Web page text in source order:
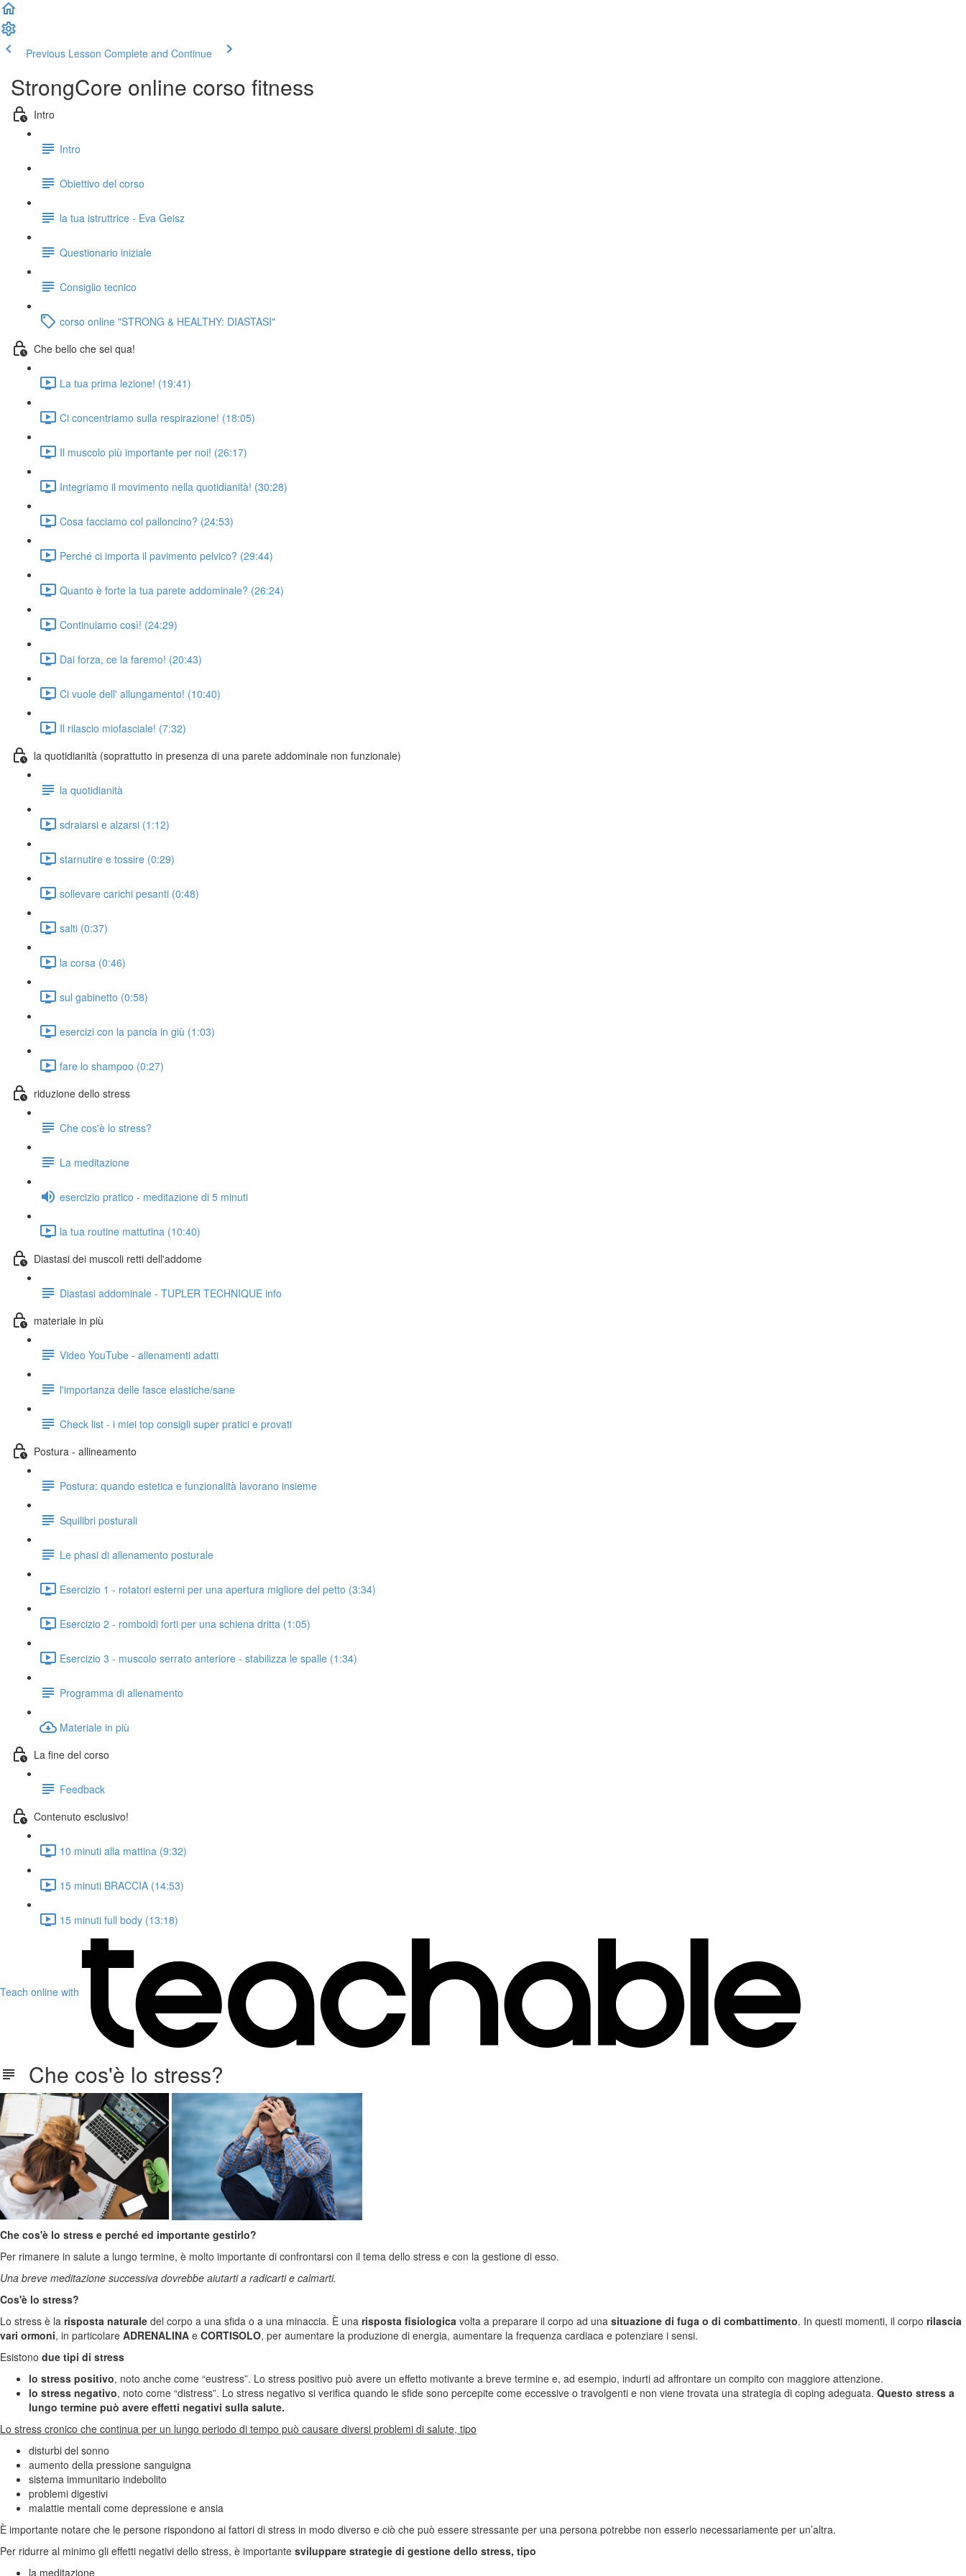
Previous Lesson Complete and Continue
StrongCore online corso fitness
Intro
Intro
Obiettivo del corso
la tua istruttrice - Eva Geisz
Questionario iniziale
Consiglio tecnico
corso online "STRONG & HEALTHY: DIASTASI"
Che bello che sei qua!
La tua prima lezione! (19:41)
Ci concentriamo sulla respirazione! (18:05)
Il muscolo più importante per noi! (26:17)
Integriamo il movimento nella quotidianità! (30:28)
Cosa facciamo col palloncino? (24:53)
Perché ci importa il pavimento pelvico? (29:44)
Quanto è forte la tua parete addominale? (26:24)
Continuiamo così! (24:29)
Dai forza, ce la faremo! (20:43)
Ci vuole dell' allungamento! (10:40)
Il rilascio miofasciale! (7:32)
la quotidianità (soprattutto in presenza di una parete addominale non funzionale)
la quotidianità
sdraiarsi e alzarsi (1:12)
starnutire e tossire (0:29)
sollevare carichi pesanti (0:48)
salti (0:37)
la corsa (0:46)
sul gabinetto (0:58)
esercizi con la pancia in giù (1:03)
fare lo shampoo (0:27)
riduzione dello stress
Che cos'è lo stress?
La meditazione
esercizio pratico - meditazione di 5 minuti
la tua routine mattutina (10:40)
Diastasi dei muscoli retti dell'addome
Diastasi addominale - TUPLER TECHNIQUE info
materiale in più
Video YouTube - allenamenti adatti
l'importanza delle fasce elastiche/sane
Check list - i miei top consigli super pratici e provati
Postura - allineamento
Postura: quando estetica e funzionalità lavorano insieme
Squilibri posturali
Le phasi di allenamento posturale
Esercizio 1 - rotatori esterni per una apertura migliore del petto (3:34)
Esercizio 2 - romboidi forti per una schiena dritta (1:05)
Esercizio 3 - muscolo serrato anteriore - stabilizza le spalle (1:34)
Programma di allenamento
Materiale in più
La fine del corso
Feedback
Contenuto esclusivo!
10 minuti alla mattina (9:32)
15 minuti BRACCIA (14:53)
15 minuti full body (13:18)
Teach online with
Che cos'è lo stress?
Che cos'è lo stress e perché ed importante gestirlo?
Per rimanere in salute a lungo termine, è molto importante di confrontarsi con il tema dello stress e con la gestione di esso.
Una breve meditazione successiva dovrebbe aiutarti a radicarti e calmarti.
Cos'è lo stress?
Lo stress è la risposta naturale del corpo a una sfida o a una minaccia. È una risposta fisiologica volta a preparare il corpo ad una situazione di fuga o di combattimento. In questi momenti, il corpo rilascia
vari ormoni, in particolare ADRENALINA e CORTISOLO, per aumentare la produzione di energia, aumentare la frequenza cardiaca e potenziare i sensi.
Esistono due tipi di stress
lo stress positivo, noto anche come “eustress”. Lo stress positivo può avere un effetto motivante a breve termine e, ad esempio, indurti ad affrontare un compito con maggiore attenzione.
lo stress negativo, noto come “distress”. Lo stress negativo si verifica quando le sfide sono percepite come eccessive o travolgenti e non viene trovata una strategia di coping adeguata. Questo stress a
lungo termine può avere effetti negativi sulla salute.
Lo stress cronico che continua per un lungo periodo di tempo può causare diversi problemi di salute, tipo
disturbi del sonno
aumento della pressione sanguigna
sistema immunitario indebolito
problemi digestivi
malattie mentali come depressione e ansia
È importante notare che le persone rispondono ai fattori di stress in modo diverso e ciò che può essere stressante per una persona potrebbe non esserlo necessariamente per un’altra.
Per ridurre al minimo gli effetti negativi dello stress, è importante sviluppare strategie di gestione dello stress, tipo
la meditazione